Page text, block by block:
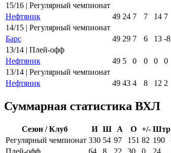
15/16 | Регулярный чемпионат
Нефтяник
49 24 7 7 14 7
14/15 | Регулярный чемпионат
Барс
49 29 7 6 13 -8
13/14 | Плей-офф
Нефтяник
49 5 0 0 0 0
13/14 | Регулярный чемпионат
Нефтяник
49 43 4 8 12 2
Суммарная статистика ВХЛ
Сезон / Клуб И Ш А О +/- Штр
Регулярный чемпионат 330 54 97 151 82 190
Плей-офф
64 8 22 30 0 24